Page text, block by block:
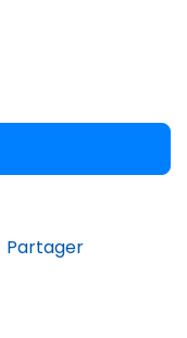
Partager